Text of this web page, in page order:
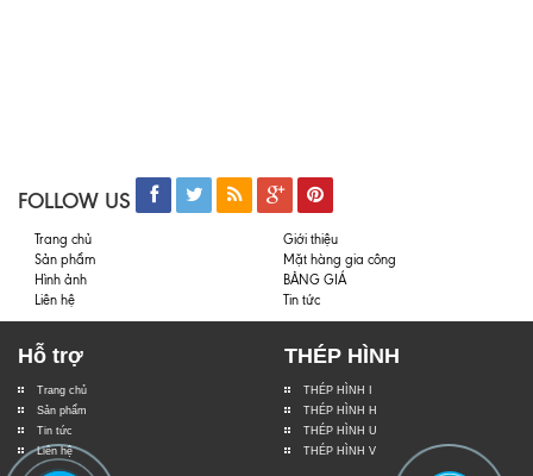
FOLLOW US
Trang chủ
Giới thiệu
Sản phẩm
Mặt hàng gia công
Hình ảnh
BẢNG GIÁ
Liên hệ
Tin tức
Hỗ trợ
Trang chủ
Sản phẩm
Tin tức
Liên hệ
THÉP HÌNH
THÉP HÌNH I
THÉP HÌNH H
THÉP HÌNH U
THÉP HÌNH V